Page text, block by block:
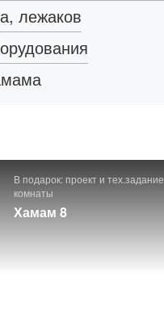
лежаков
В подарок: проект и тех.задание
комнаты
Хамам 8